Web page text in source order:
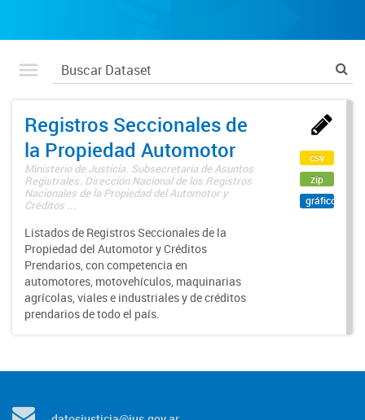
Registros Seccionales de
la Propiedad Automotor
Ministerio de Justicia. Subsecretaría de Asuntos
Registrales. Dirección Nacional de los Registros
Nacionales de la Propiedad del Automotor y
Créditos ...
Listados de Registros Seccionales de la
Propiedad del Automotor y Créditos
Prendarios, con competencia en
automotores, motovehículos, maquinarias
agrícolas, viales e industriales y de créditos
prendarios de todo el país.
csv
zip
gráfico